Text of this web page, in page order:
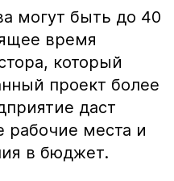
могут быть до 40
время
который
проект более
даст
места и
в бюджет.